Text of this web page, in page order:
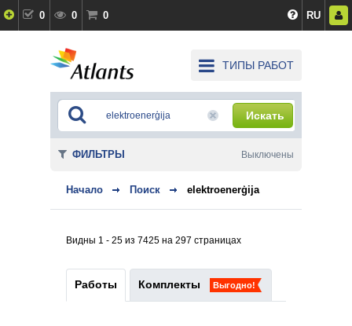
0 0 0 RU
ТИПЫ РАБОТ
Искать
Начало Поиск elektroenerģija
Видны 1 - 25 из 7425 на 297 страницах
Работы Комплекты Выгодно!
ФИЛЬТРЫ Выключены